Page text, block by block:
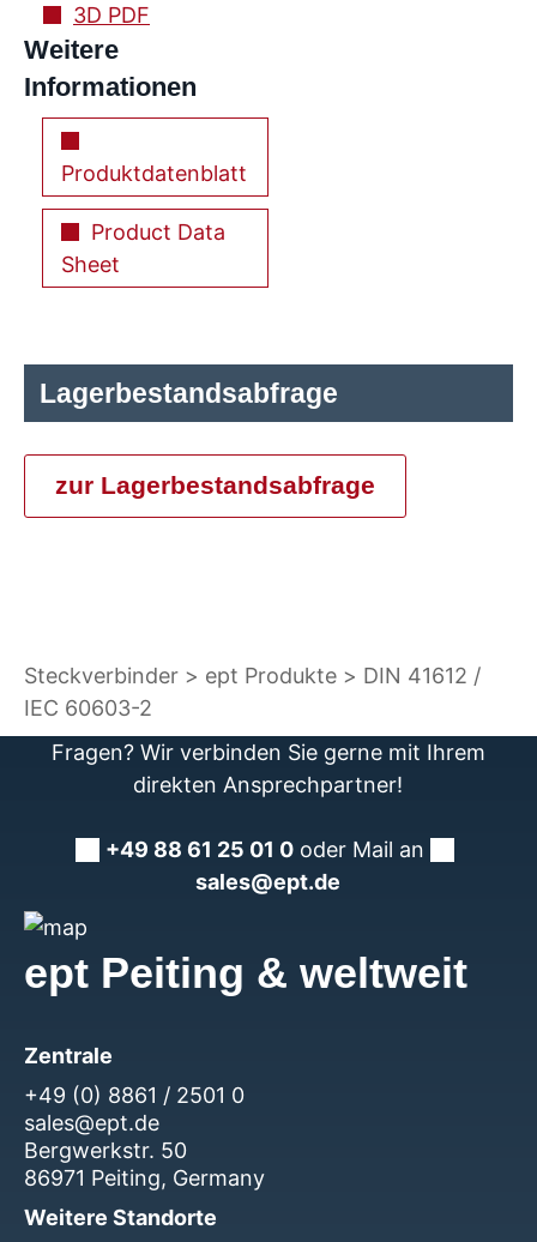
3D PDF
Weitere
Informationen
Produktdatenblatt
Product Data
Sheet
Lagerbestandsabfrage
zur Lagerbestandsabfrage
Steckverbinder ept Produkte
DIN 41612 /
IEC 60603-2
Fragen? Wir verbinden Sie gerne mit Ihrem
direkten Ansprechpartner!
+49 88 61 25 01 0 oder Mail an
sales@ept.de
ept Peiting & weltweit
Zentrale
+49 (0) 8861 / 2501 0
sales@ept.de
Bergwerkstr. 50
86971 Peiting, Germany
Weitere Standorte